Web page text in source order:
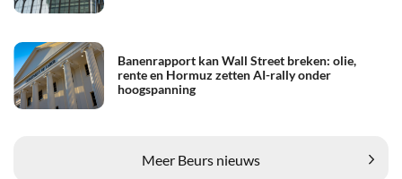
Banenrapport kan Wall Street breken: olie,
rente en Hormuz zetten AI-rally onder
hoogspanning
Meer Beurs nieuws